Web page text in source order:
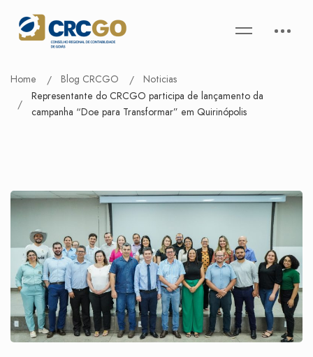
Home Blog CRCGO
Noticias
Representante do CRCGO participa de lançamento da
campanha “Doe para Transformar” em Quirinópolis